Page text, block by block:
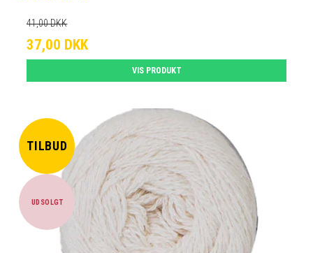
41,00 DKK
37,00 DKK
VIS PRODUKT
TILBUD
UDSOLGT